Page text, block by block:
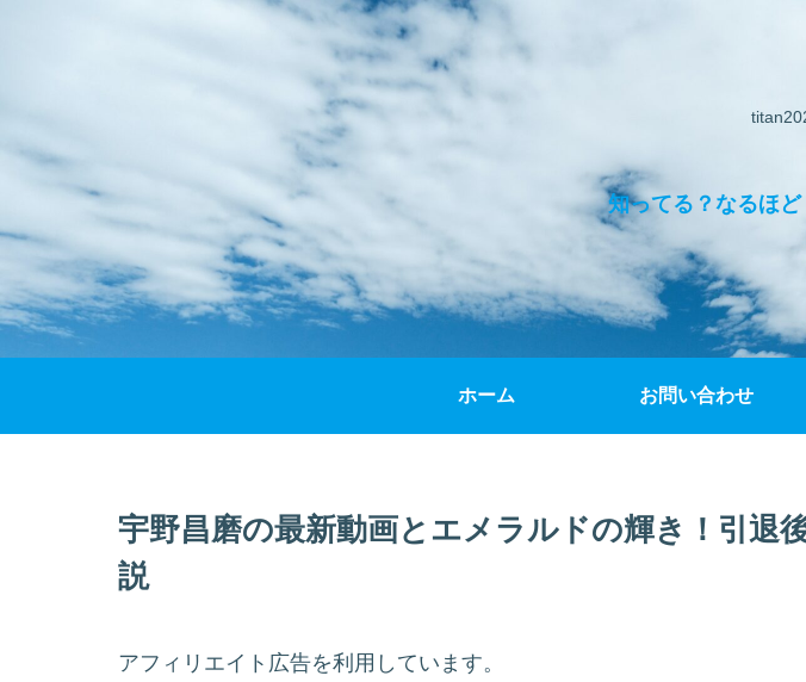
知ってる？なるほ
ホーム お問い合わせ
宇野昌磨の最新動画とエメラルドの輝き！引退
説
アフィリエイト広告を利用しています。